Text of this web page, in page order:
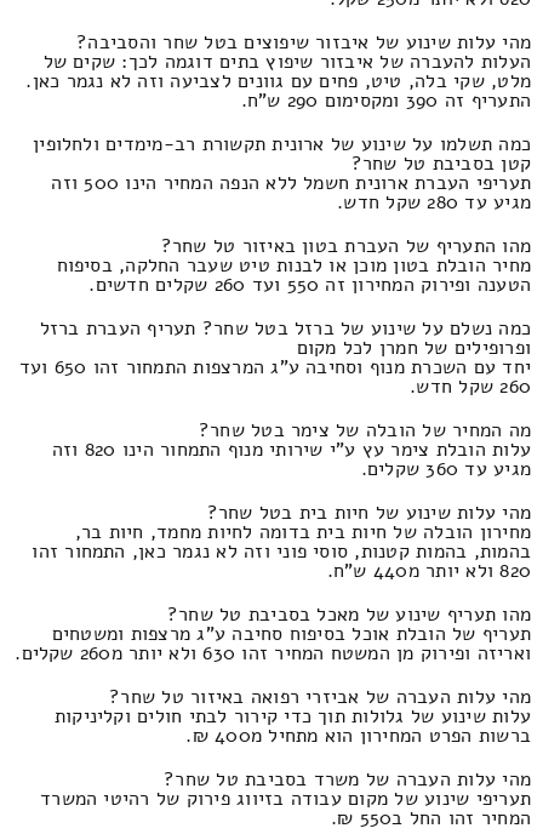
מהי עלות שינוע של איבזור שיפוצים בטל שחר והסביבה?
העלות להעברה של איבזור שיפוץ בתים דוגמה לכך: שקים של
מלט, שקי בלה, טיט, פחים עם גוונים לצביעה וזה לא נגמר כאן.
התעריף זה 390 ומקסימום 290 ש"ח.
כמה תשלמו על שינוע של ארונית תקשורת רב-מימדים ולחלופין
קטן בסביבת טל שחר?
תעריפי העברת ארונית חשמל ללא הנפה המחיר הינו 500 וזה
מגיע עד 280 שקל חדש.
מהו התעריף של העברת בטון באיזור טל שחר?
מחיר הובלת בטון מוכן או לבנות טיט שעבר החלקה, בסיפוח
הטענה ופירוק המחירון זה 550 ועד 260 שקלים חדשים.
כמה נשלם על שינוע של ברזל בטל שחר? תעריף העברת ברזל
ופרופילים של חמרן לכל מקום
יחד עם השכרת מנוף וסחיבה ע"ג המרצפות התמחור זהו 650 ועד
260 שקל חדש.
מה המחיר של הובלה של צימר בטל שחר?
עלות הובלת צימר עץ ע"י שירותי מנוף התמחור הינו 820 וזה
מגיע עד 360 שקלים.
מהי עלות שינוע של חיות בית בטל שחר?
מחירון הובלה של חיות בית בדומה לחיות מחמד, חיות בר,
בהמות, בהמות קטנות, סוסי פוני וזה לא נגמר כאן, התמחור זהו
820 ולא יותר מ440 ש"ח.
מהו תעריף שינוע של מאכל בסביבת טל שחר?
תעריף של הובלת אוכל בסיפוח סחיבה ע"ג מרצפות ומשטחים
ואריזה ופירוק מן המשטח המחיר זהו 630 ולא יותר מ260 שקלים.
מהי עלות העברה של אביזרי רפואה באיזור טל שחר?
עלות שינוע של גלולות תוך כדי קירור לבתי חולים וקליניקות
ברשות הפרט המחירון הוא מתחיל מ400 ₪.
מהי עלות העברה של משרד בסביבת טל שחר?
תעריפי שינוע של מקום עבודה בזיווג פירוק של רהיטי המשרד
המחיר זהו החל ב550 ₪.